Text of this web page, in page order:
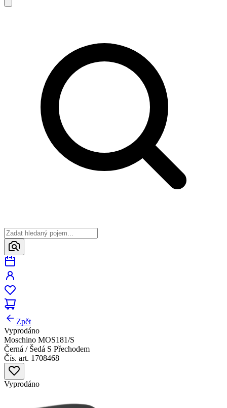
Zpět
Vyprodáno
Moschino MOS181/S
Černá / Šedá S Přechodem
Čís. art. 1708468
Vyprodáno